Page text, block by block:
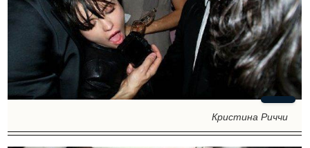
Кристина Риччи